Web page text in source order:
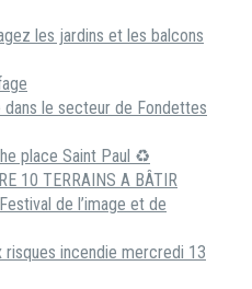
les jardins et les balcons
le secteur de Fondettes
place Saint Paul ♻️
10 TERRAINS A BÂTIR
de l’image et de
risques incendie mercredi 13